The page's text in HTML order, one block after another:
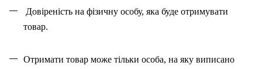
Довіреність на фізичну особу, яка буде отримувати
товар.
Отримати товар може тільки особа, на яку виписано